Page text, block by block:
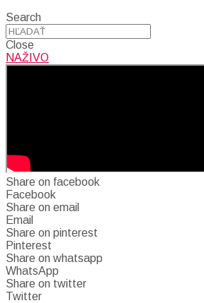
Search
Close
NAŽIVO
Share on facebook
Facebook
Share on email
Email
Share on pinterest
Pinterest
Share on whatsapp
WhatsApp
Share on twitter
Twitter